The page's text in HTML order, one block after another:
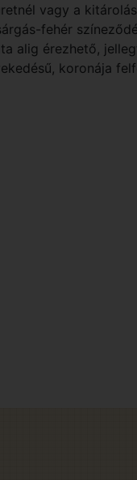
vagy a
fehér
alig érezhető,
koronája